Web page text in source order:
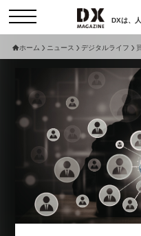
DXは、
セミナー
サービスメニュー
ト
サ
お
現在開催
セミナー
【
数
ホーム ニュース デジタルライフ